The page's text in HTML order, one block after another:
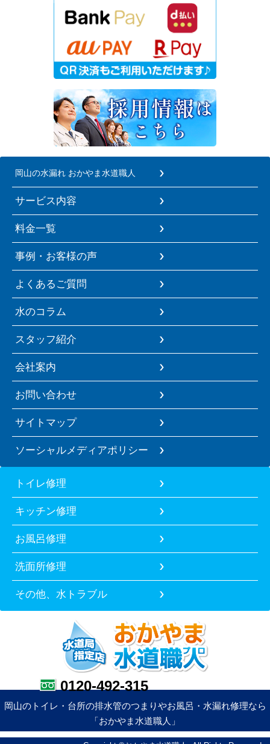
岡山の水漏れ おかやま水道職人
サービス内容
料金一覧
事例・お客様の声
よくあるご質問
水のコラム
スタッフ紹介
会社案内
お問い合わせ
サイトマップ
ソーシャルメディアポリシー
トイレ修理
キッチン修理
お風呂修理
洗面所修理
その他、水トラブル
0120-492-315
岡山のトイレ・台所の排水管のつまりやお風呂・水漏れ修理なら
「おかやま水道職人」